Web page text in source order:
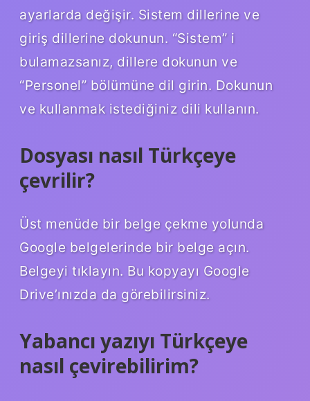
ayarlarda değişir. Sistem dillerine ve
giriş dillerine dokunun. “Sistem” i
bulamazsanız, dillere dokunun ve
“Personel” bölümüne dil girin. Dokunun
ve kullanmak istediğiniz dili kullanın.
Dosyası nasıl Türkçeye
çevrilir?
Üst menüde bir belge çekme yolunda
Google belgelerinde bir belge açın.
Belgeyi tıklayın. Bu kopyayı Google
Drive’ınızda da görebilirsiniz.
Yabancı yazıyı Türkçeye
nasıl çevirebilirim?